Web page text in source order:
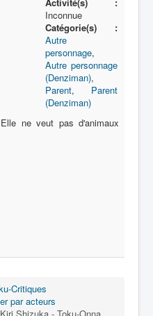
Inconnue
Catégorie(s) :
Autre
personnage,
Autre personnage
(Denziman),
Parent, Parent
(Denziman)
ne veut pas d'animaux
Critiques
par acteurs